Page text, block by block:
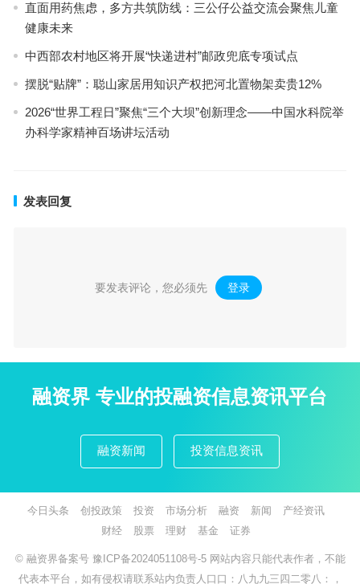
直面用药焦虑，多方共筑防线：三公仔公益交流会聚焦儿童
健康未来
中西部农村地区将开展“快递进村”邮政兜底专项试点
摆脱“贴牌”：聪山家居用知识产权把河北置物架卖贵12%
2026“世界工程日”聚焦“三个大坝”创新理念——中国水科院举
办科学家精神百场讲坛活动
发表回复
要发表评论，您必须先 登录 。
融资界 专业的投融资信息资讯平台
融资新闻 投资信息资讯
今日头条 创投政策 投资 市场分析 融资 新闻
产经资讯
财经
股票 理财 基金 证券
© 融资界备案号 豫ICP备2024051108号-5 网站内容只能代表作者，不能
代表本平台，如有侵权请联系站内负责人口口：八九九三四二零八：，